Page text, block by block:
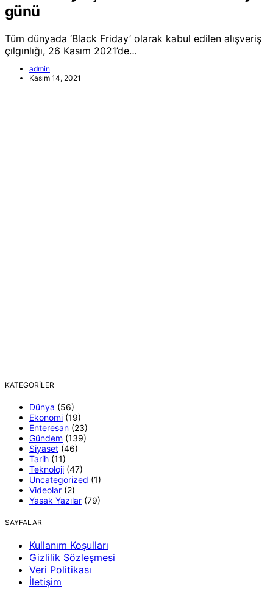
günü
Tüm dünyada ‘Black Friday’ olarak kabul edilen alışveriş
çılgınlığı, 26 Kasım 2021’de…
admin
Kasım 14, 2021
KATEGORILER
Dünya (56)
Ekonomi (19)
Enteresan (23)
Gündem (139)
Siyaset (46)
Tarih (11)
Teknoloji (47)
Uncategorized (1)
Videolar (2)
Yasak Yazılar (79)
SAYFALAR
Kullanım Koşulları
Gizlilik Sözleşmesi
Veri Politikası
İletişim